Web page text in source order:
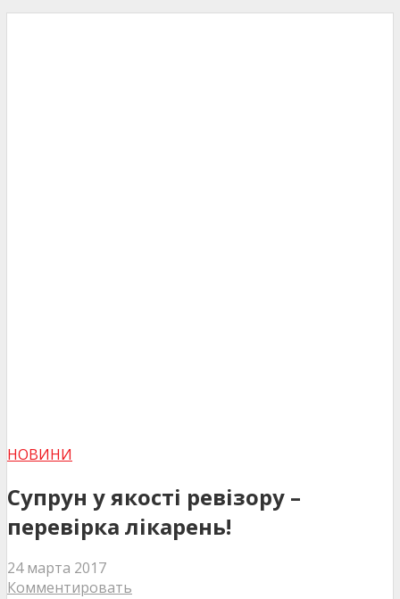
НОВИНИ
Супрун у якості ревізору –
перевірка лікарень!
24 марта 2017
Комментировать